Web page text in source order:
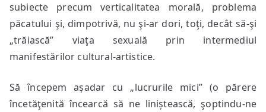
subiecte precum verticalitatea morală, problema
păcatului şi, dimpotrivă, nu şi-ar dori, toţi, decât să-şi
„trăiască” viaţa sexuală prin intermediul
manifestărilor cultural-artistice.
Să începem așadar cu „lucrurile mici” (o părere
încetăţenită încearcă să ne liniștească, şoptindu-ne